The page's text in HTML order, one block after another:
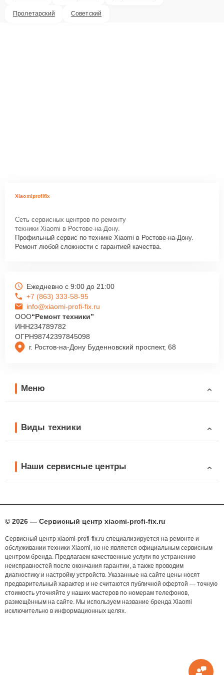
Пролетарский Советский
Xiaomiprofifix
Сеть сервисных центров по ремонту
техники Xiaomi в Ростове-на-Дону.
Профильный сервис по технике Xiaomi в Ростове-на-Дону.
Ремонт любой сложности с гарантией качества.
г. Ростов-на-Дону Буденновский проспект, 68
Ежедневно с 9:00 до 21:00
+7 (863) 333-58-95
info@xiaomi-profi-fix.ru
ООО“Ремонт техники”
ИНН234789782
ОГРН98742397845098
Меню
Виды техники
Наши сервисные центры
© 2026 — Сервисный центр xiaomi-profi-fix.ru
Сервисный центр xiaomi-profi-fix.ru специализируется на ремонте и
обслуживании техники Xiaomi, но не является официальным сервисным
центром бренда. Предлагаем качественные услуги по устранению
неисправностей после окончания гарантии, а также проводим
диагностику и настройку устройств. Указанные на сайте цены носят
предварительный характер и не считаются публичной офертой — точную
стоимость уточняйте у наших мастеров по номерам телефонов,
размещённым на сайте. Мы используем название бренда Xiaomi
исключительно в информационных целях.